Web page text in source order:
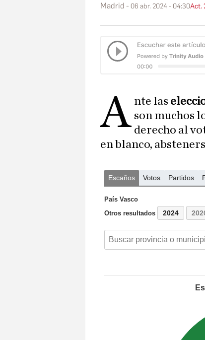
Madrid 06 abr. 2024 - 04:30Act.
A nte las
son muchos
derecho al
en blanco,